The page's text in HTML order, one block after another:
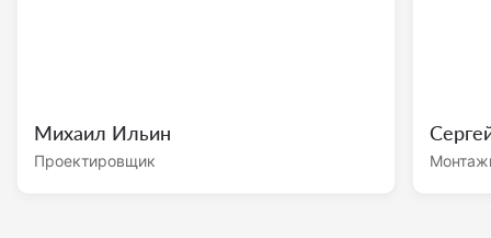
Михаил Ильин
Проектировщик